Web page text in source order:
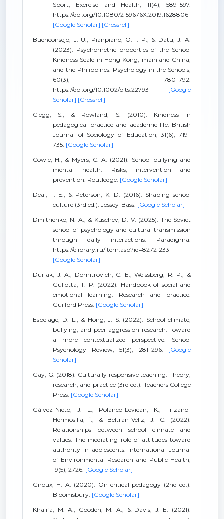
Sport, Exercise and Health, 11(4), 589–597.
https://doi.org/10.1080/2159676X.2019.1628806
[Google Scholar] [Crossref]
Buenconsejo, J. U., Pianpiano, O. I. P., & Datu, J. A.
(2023). Psychometric properties of the School
Kindness Scale in Hong Kong, mainland China,
and the Philippines. Psychology in the Schools,
60(3), 780–792.
https://doi.org/10.1002/pits.22793 [Google
Scholar] [Crossref]
Clegg, S., & Rowland, S. (2010). Kindness in
pedagogical practice and academic life. British
Journal of Sociology of Education, 31(6), 719–
735. [Google Scholar]
Cowie, H., & Myers, C. A. (2021). School bullying and
mental health: Risks, intervention and
prevention. Routledge. [Google Scholar]
Deal, T. E., & Peterson, K. D. (2016). Shaping school
culture (3rd ed.). Jossey-Bass. [Google Scholar]
Dmitrienko, N. A., & Kuschev, D. V. (2025). The Soviet
school of psychology and cultural transmission
through daily interactions. Paradigma.
https://elibrary.ru/item.asp?id=82721233
[Google Scholar]
Durlak, J. A., Domitrovich, C. E., Weissberg, R. P., &
Gullotta, T. P. (2022). Handbook of social and
emotional learning: Research and practice.
Guilford Press. [Google Scholar]
Espelage, D. L., & Hong, J. S. (2022). School climate,
bullying, and peer aggression research: Toward
a more contextualized perspective. School
Psychology Review, 51(3), 281–296. [Google
Scholar]
Gay, G. (2018). Culturally responsive teaching: Theory,
research, and practice (3rd ed.). Teachers College
Press. [Google Scholar]
Gálvez-Nieto, J. L., Polanco-Levicán, K., Trizano-
Hermosilla, Í., & Beltrán-Véliz, J. C. (2022).
Relationships between school climate and
values: The mediating role of attitudes toward
authority in adolescents. International Journal
of Environmental Research and Public Health,
19(5), 2726. [Google Scholar]
Giroux, H. A. (2020). On critical pedagogy (2nd ed.).
Bloomsbury. [Google Scholar]
Khalifa, M. A., Gooden, M. A., & Davis, J. E. (2021).